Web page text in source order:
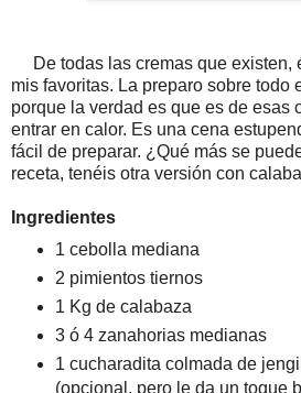
De todas las cremas que existen,
mis favoritas. La preparo sobre todo
porque la verdad es que es de esas
entrar en calor. Es una cena
fácil de preparar. ¿Qué más se
receta, tenéis otra versión con
Ingredientes
1 cebolla mediana
2 pimientos tiernos
1 Kg de calabaza
3 ó 4 zanahorias medianas
1 cucharadita colmada de
(opcional, pero le da un toque